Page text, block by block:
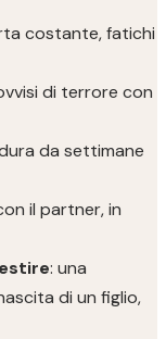
costante, fatichi
di terrore con
da settimane
il partner, in
: una
di un figlio,